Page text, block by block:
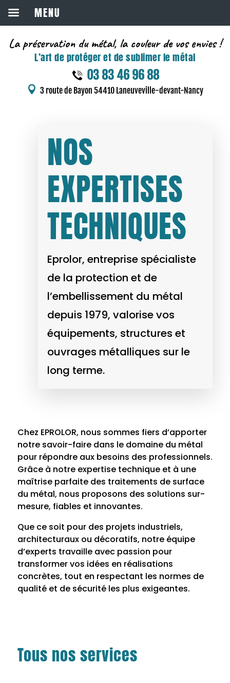
La préservation du métal, la couleur de vos envies !
L’art de protéger et de sublimer le métal
03 83 46 96 88
 3 route de Bayon 54410 Laneuveville-devant-Nancy
NOS
EXPERTISES
TECHNIQUES
Eprolor, entreprise spécialiste
de la protection et de
l’embellissement du métal
depuis 1979, valorise vos
équipements, structures et
ouvrages métalliques sur le
long terme.
Chez EPROLOR, nous sommes fiers d’apporter
notre savoir-faire dans le domaine du métal
pour répondre aux besoins des professionnels.
Grâce à notre expertise technique et à une
maîtrise parfaite des traitements de surface
du métal, nous proposons des solutions sur-
mesure, fiables et innovantes.
Que ce soit pour des projets industriels,
architecturaux ou décoratifs, notre équipe
d’experts travaille avec passion pour
transformer vos idées en réalisations
concrètes, tout en respectant les normes de
qualité et de sécurité les plus exigeantes.
Tous nos services
MENU